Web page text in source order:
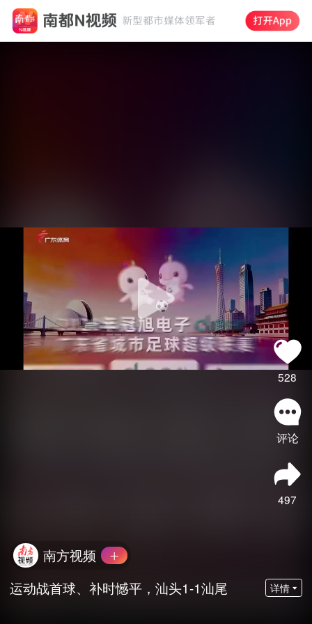
528
评论
497
南方视频
运动战首球、补时憾平，汕头1-1汕尾
详情